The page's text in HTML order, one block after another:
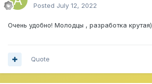
Posted July 12, 2022
Очень удобно! Молодцы , разработка крутая)
Quote